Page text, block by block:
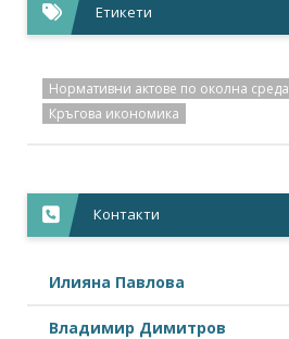
Етикети
Нормативни актове по околна среда
Кръгова икономика
Контакти
Илияна Павлова
Владимир Димитров